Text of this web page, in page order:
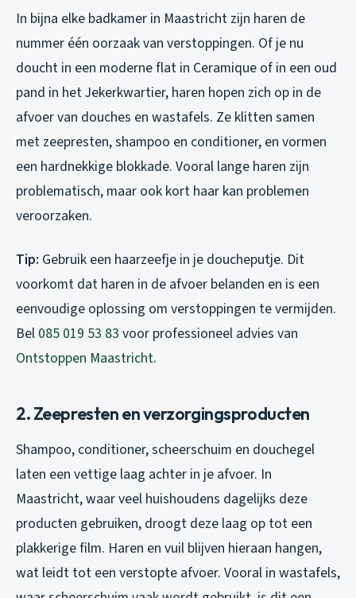
In bijna elke badkamer in Maastricht zijn haren de
nummer één oorzaak van verstoppingen. Of je nu
doucht in een moderne flat in Ceramique of in een oud
pand in het Jekerkwartier, haren hopen zich op in de
afvoer van douches en wastafels. Ze klitten samen
met zeepresten, shampoo en conditioner, en vormen
een hardnekkige blokkade. Vooral lange haren zijn
problematisch, maar ook kort haar kan problemen
veroorzaken.
Tip: Gebruik een haarzeefje in je doucheputje. Dit
voorkomt dat haren in de afvoer belanden en is een
eenvoudige oplossing om verstoppingen te vermijden.
Bel 085 019 53 83 voor professioneel advies van
Ontstoppen Maastricht.
2. Zeepresten en verzorgingsproducten
Shampoo, conditioner, scheerschuim en douchegel
laten een vettige laag achter in je afvoer. In
Maastricht, waar veel huishoudens dagelijks deze
producten gebruiken, droogt deze laag op tot een
plakkerige film. Haren en vuil blijven hieraan hangen,
wat leidt tot een verstopte afvoer. Vooral in wastafels,